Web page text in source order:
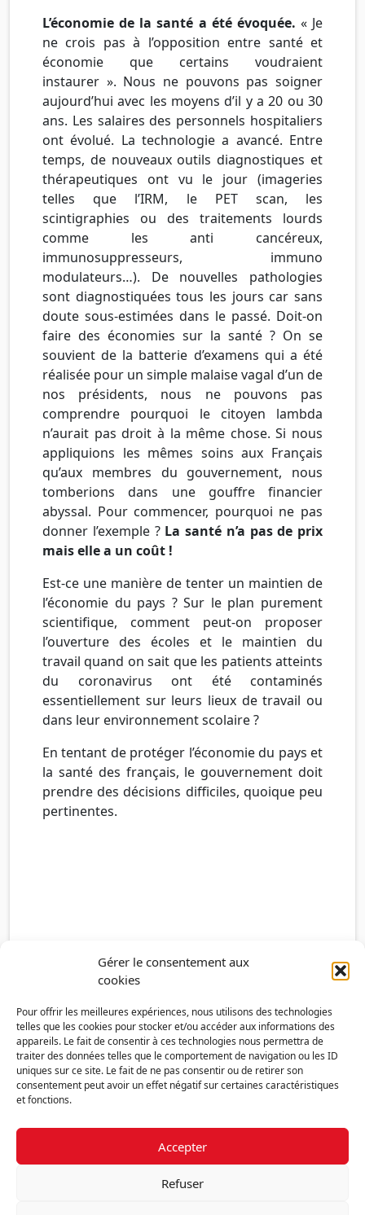
Gérer le consentement aux
cookies
Pour offrir les meilleures expériences, nous utilisons des technologies
telles que les cookies pour stocker et/ou accéder aux informations des
appareils. Le fait de consentir à ces technologies nous permettra de
traiter des données telles que le comportement de navigation ou les ID
uniques sur ce site. Le fait de ne pas consentir ou de retirer son
consentement peut avoir un effet négatif sur certaines caractéristiques
et fonctions.
Accepter
Refuser
L’économie de la santé a été évoquée. « Je
ne crois pas à l’opposition entre santé et
économie que certains voudraient
instaurer ». Nous ne pouvons pas soigner
aujourd’hui avec les moyens d’il y a 20 ou 30
ans. Les salaires des personnels hospitaliers
ont évolué. La technologie a avancé. Entre
temps, de nouveaux outils diagnostiques et
thérapeutiques ont vu le jour (imageries
telles que l’IRM, le PET scan, les
scintigraphies ou des traitements lourds
comme les anti cancéreux,
immunosuppresseurs, immuno
modulateurs…). De nouvelles pathologies
sont diagnostiquées tous les jours car sans
doute sous-estimées dans le passé. Doit-on
faire des économies sur la santé ? On se
souvient de la batterie d’examens qui a été
réalisée pour un simple malaise vagal d’un de
nos présidents, nous ne pouvons pas
comprendre pourquoi le citoyen lambda
n’aurait pas droit à la même chose. Si nous
appliquions les mêmes soins aux Français
qu’aux membres du gouvernement, nous
tomberions dans une gouffre financier
abyssal. Pour commencer, pourquoi ne pas
donner l’exemple ? La santé n’a pas de prix
mais elle a un coût !
Est-ce une manière de tenter un maintien de
l’économie du pays ? Sur le plan purement
scientifique, comment peut-on proposer
l’ouverture des écoles et le maintien du
travail quand on sait que les patients atteints
du coronavirus ont été contaminés
essentiellement sur leurs lieux de travail ou
dans leur environnement scolaire ?
En tentant de protéger l’économie du pays et
la santé des français, le gouvernement doit
prendre des décisions difficiles, quoique peu
pertinentes.
Politique de confidentialité
RGPD
Nous contacter